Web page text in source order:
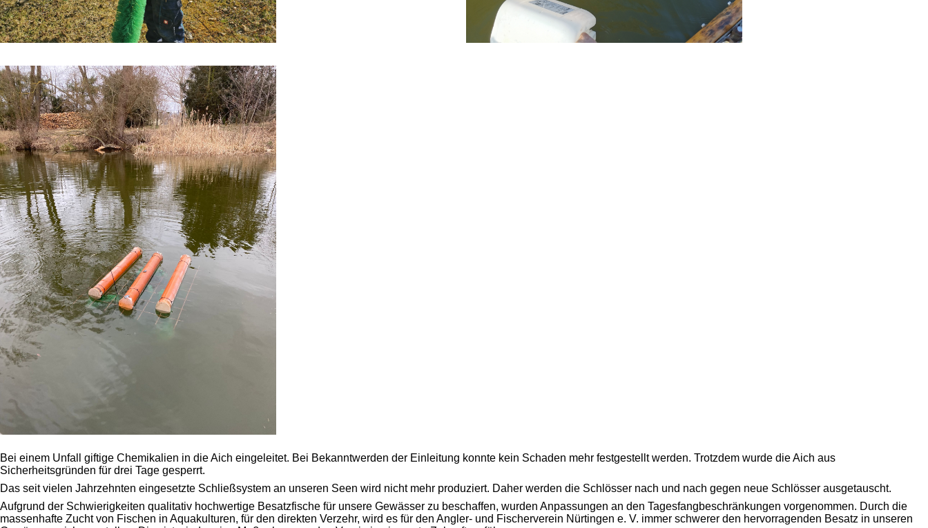
Bei einem Unfall giftige Chemikalien in die Aich eingeleitet. Bei Bekanntwerden der Einleitung konnte kein Schaden mehr festgestellt werden. Trotzdem wurde die Aich aus
Sicherheitsgründen für drei Tage gesperrt.
Das seit vielen Jahrzehnten eingesetzte Schließsystem an unseren Seen wird nicht mehr produziert. Daher werden die Schlösser nach und nach gegen neue Schlösser ausgetauscht.
Aufgrund der Schwierigkeiten qualitativ hochwertige Besatzfische für unsere Gewässer zu beschaffen, wurden Anpassungen an den Tagesfangbeschränkungen vorgenommen. Durch die
massenhafte Zucht von Fischen in Aquakulturen, für den direkten Verzehr, wird es für den Angler- und Fischerverein Nürtingen e. V. immer schwerer den hervorragenden Besatz in unseren